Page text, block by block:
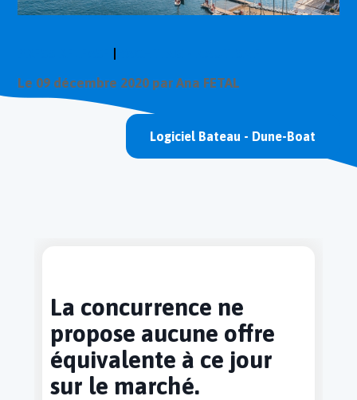
Référencement
Actualités
|
Le 09 décembre 2020 par Ana FETAL
Logiciel Bateau - Dune-Boat
La concurrence ne
propose aucune offre
équivalente à ce jour
sur le marché.